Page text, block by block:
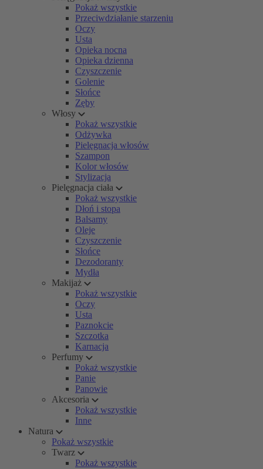
Pokaż wszystkie
Przeciwdziałanie starzeniu
Oczy
Usta
Opieka nocna
Opieka dzienna
Czyszczenie
Golenie
Słońce
Zęby
Włosy
Pokaż wszystkie
Odżywka
Pielęgnacja włosów
Szampon
Kolor włosów
Stylizacja
Pielęgnacja ciała
Pokaż wszystkie
Dłoń i stopa
Balsamy
Oleje
Czyszczenie
Słońce
Dezodoranty
Mydła
Makijaż
Pokaż wszystkie
Oczy
Usta
Paznokcie
Szczotka
Karnacja
Perfumy
Pokaż wszystkie
Panie
Panowie
Akcesoria
Pokaż wszystkie
Inne
Natura
Pokaż wszystkie
Twarz
Pokaż wszystkie